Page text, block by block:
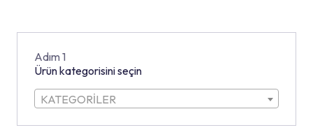
Adım 1
Ürün kategorisini seçin
KATEGORİLER